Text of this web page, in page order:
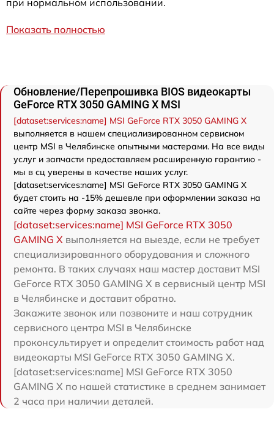
при нормальном использовании.
Показать полностью
Обновление/Перепрошивка BIOS видеокарты
GeForce RTX 3050 GAMING X MSI
[dataset:services:name] MSI GeForce RTX 3050 GAMING X
выполняется в нашем специализированном сервисном
центр MSI в Челябинске опытными мастерами. На все виды
услуг и запчасти предоставляем расширенную гарантию -
мы в сц уверены в качестве наших услуг.
[dataset:services:name] MSI GeForce RTX 3050 GAMING X
будет стоить на -15% дешевле при оформлении заказа на
сайте через форму заказа звонка.
[dataset:services:name] MSI GeForce RTX 3050
GAMING X выполняется на выезде, если не требует
специализированного оборудования и сложного
ремонта. В таких случаях наш мастер доставит MSI
GeForce RTX 3050 GAMING X в сервисный центр MSI
в Челябинске и доставит обратно.
Закажите звонок или позвоните и наш сотрудник
сервисного центра MSI в Челябинске
проконсультирует и определит стоимость работ над
видеокарты MSI GeForce RTX 3050 GAMING X.
[dataset:services:name] MSI GeForce RTX 3050
GAMING X по нашей статистике в среднем занимает
2 часа при наличии деталей.